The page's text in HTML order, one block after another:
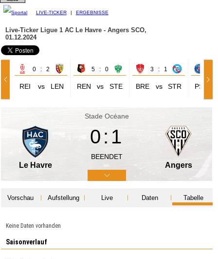
LIVE-TICKER | ERGEBNISSE
Live-Ticker Ligue 1 AC Le Havre - Angers SCO,
01.12.2024
0 : 2
REI vs LEN
5 : 0
REN vs STE
3 : 1
BRE vs STR PSG
Stade Océane
Le Havre
0:1
BEENDET
Angers
Vorschau Aufstellung Live Daten Tabelle
Keine Daten vorhanden
Saisonverlauf